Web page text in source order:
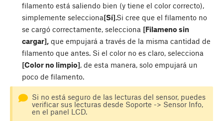
filamento está saliendo bien (y tiene el color correcto),
simplemente selecciona[Sí].Si cree que el filamento no
se cargó correctamente, selecciona [Filameno sin
cargar],que empujará a través de la misma cantidad de
filamento que antes. Si el color no es claro, selecciona
[Color no limpio], de esta manera, solo empujará un
poco de filamento.
Si no está seguro de las lecturas del sensor, puedes
verificar sus lecturas desde Soporte -> Sensor Info,
en el panel LCD.